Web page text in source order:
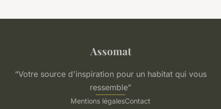
Assomat
“Votre source d'inspiration pour un habitat qui vous
ressemble”
Mentions légalesContact